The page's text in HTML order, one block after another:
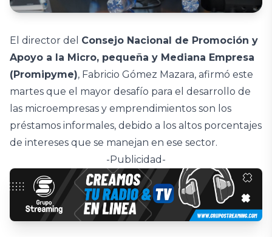
El director del Consejo Nacional de Promoción y
Apoyo a la Micro, pequeña y Mediana Empresa
(Promipyme), Fabricio Gómez Mazara, afirmó este
martes que el mayor desafío para el desarrollo de
las microempresas y emprendimientos son los
préstamos informales, debido a los altos porcentajes
de intereses que se manejan en ese sector.
-Publicidad-